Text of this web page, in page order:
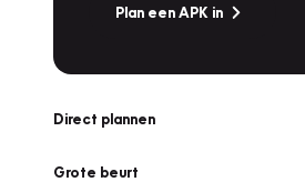
Plan een APK in
Direct plannen
Grote beurt